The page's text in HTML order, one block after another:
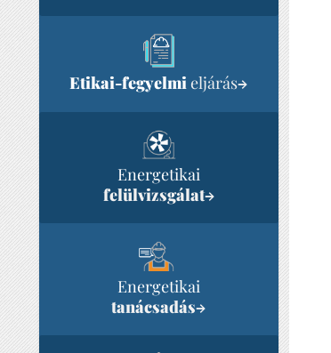
Etikai-fegyelmieljárás→
Energetikai
felülvizsgálat→
Energetikai
tanácsadás→